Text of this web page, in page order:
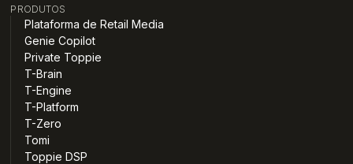
PRODUTOS
Plataforma de Retail Media
Genie Copilot
Private Toppie
T-Brain
T-Engine
T-Platform
T-Zero
Tomi
Toppie DSP